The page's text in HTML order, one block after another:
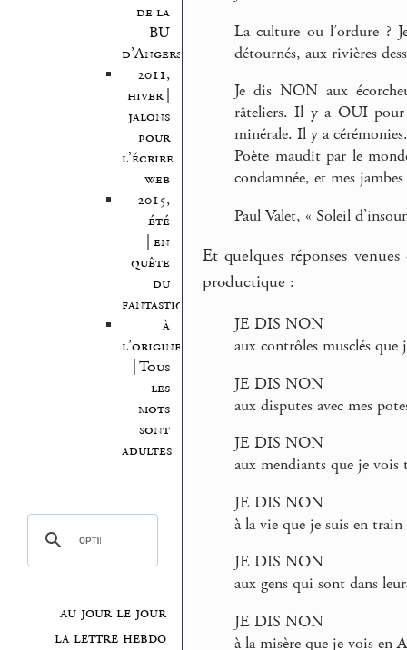
de la
BU
d’Angers
2011,
hiver |
jalons
pour
l’écrire
web
2015,
été
| en
quête
du
fantastique
à
l’origine
| Tous
les
mots
sont
adultes
au jour le jour
la lettre hebdo
La culture ou l’ordure ?
détournés, aux rivières
Je dis NON aux
râteliers. Il y a OUI
minérale. Il y a
Poète maudit par le
condamnée, et mes
Paul Valet, « Soleil
Et quelques réponses
productique :
JE DIS NON
aux contrôles musclés que
JE DIS NON
aux disputes avec mes
JE DIS NON
aux mendiants que je vois
JE DIS NON
à la vie que je suis en
JE DIS NON
aux gens qui sont dans
JE DIS NON
à la misère que je vois en